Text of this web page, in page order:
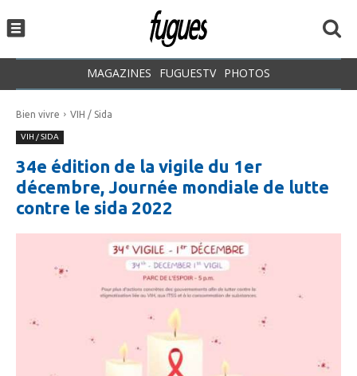
MAGAZINES FUGUESTV PHOTOS
Bien vivre VIH / Sida
VIH / SIDA
34e édition de la vigile du 1er
décembre, Journée mondiale de lutte
contre le sida 2022